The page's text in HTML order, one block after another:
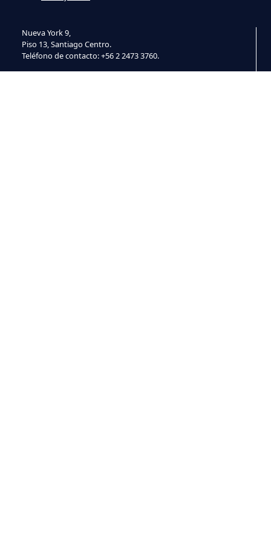
Nueva York 9,
Piso 13, Santiago Centro.
Teléfono de contacto: +56 2 2473 3760.